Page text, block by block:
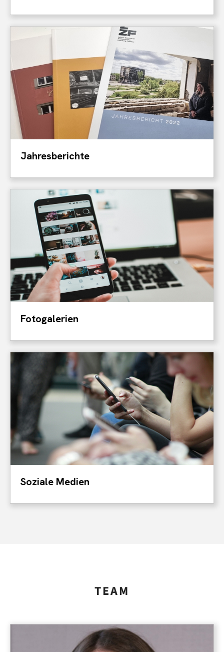
Jahresberichte
Fotogalerien
Soziale Medien
TEAM